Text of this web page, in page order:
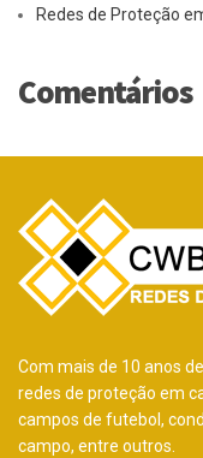
Redes de Proteção
Comentários
Com mais de 10 anos
redes de proteção em
campos de futebol,
campo, entre outros.